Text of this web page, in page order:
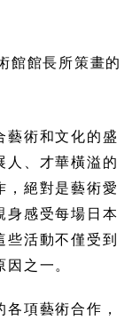
館館長所策畫的
藝術和文化的盛
人、才華橫溢的
，絕對是藝術愛
身感受每場日本
些活動不僅受到
之一。
項藝術合作，